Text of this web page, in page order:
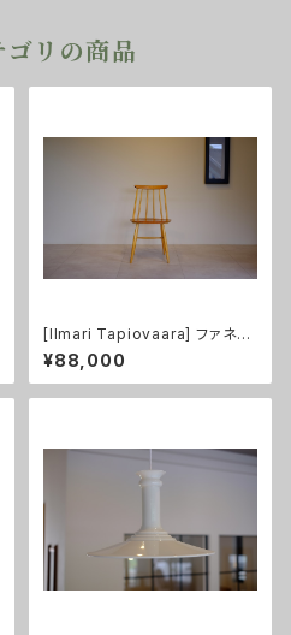
ゴリの商品
[Ilmari Tapiovaara] ファネッ
トチェア 6S ナチュラル
¥88,000